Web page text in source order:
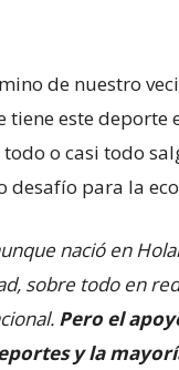
de nuestro
tiene este deporte
o casi todo
desafío para la
nació en
sobre todo en
Pero el
y la